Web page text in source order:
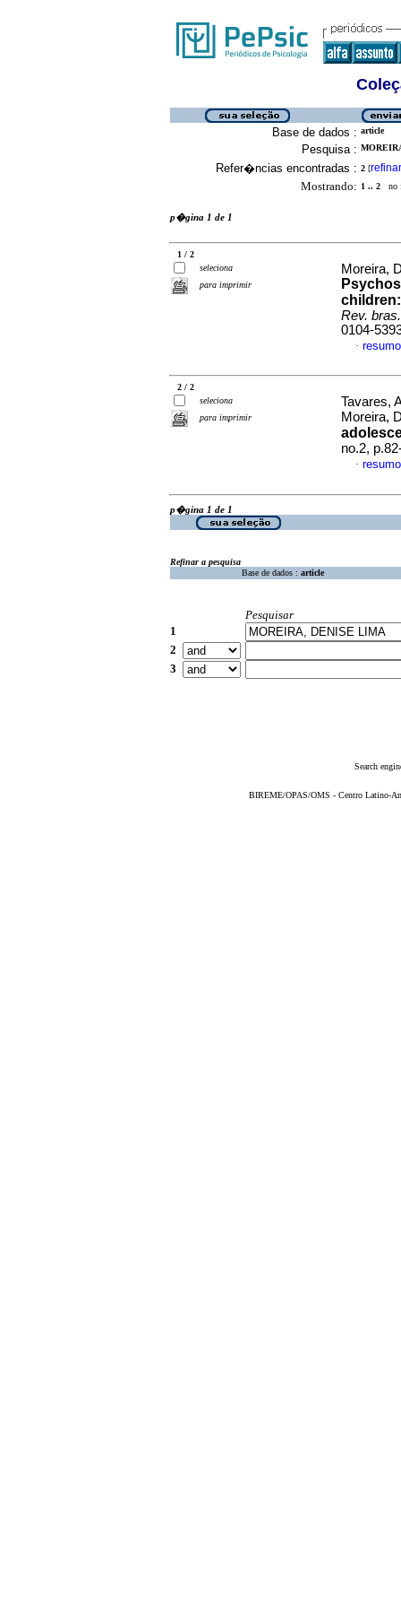
Base de dados : article
Pesquisa :
Refer�ncias encontradas : 2 [refinar
Mostrando: 1 .. 2 no
p�gina 1 de 1
1 / 2
seleciona
para imprimir
Moreira,
Rev.
0104-
·
2 / 2
seleciona
para imprimir
Tavares,
Moreira,
no.2,
·
p�gina 1 de 1
Refinar a pesquisa
Base de dados : article
Pesquisar
1
2
3
Search
BIREME/OPAS/OMS - Centro Latino-